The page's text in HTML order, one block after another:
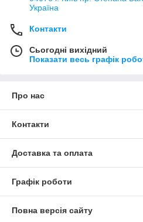
Україна
Контакти
Сьогодні вихідний
Показати весь графік
Про нас
Контакти
Доставка та оплата
Графік роботи
Повна версія сайту